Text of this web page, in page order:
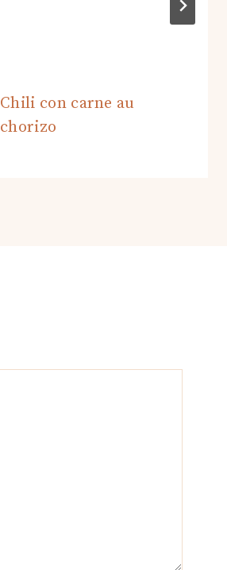
Chili con carne au
chorizo